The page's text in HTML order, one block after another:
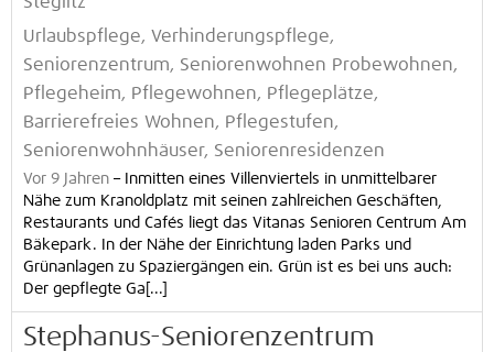
Urlaubspflege, Verhinderungspflege,
Seniorenzentrum, Seniorenwohnen Probewohnen,
Pflegeheim, Pflegewohnen, Pflegeplätze,
Barrierefreies Wohnen, Pflegestufen,
Seniorenwohnhäuser, Seniorenresidenzen
Vor 9 Jahren – Inmitten eines Villenviertels in unmittelbarer
Nähe zum Kranoldplatz mit seinen zahlreichen Geschäften,
Restaurants und Cafés liegt das Vitanas Senioren Centrum Am
Bäkepark. In der Nähe der Einrichtung laden Parks und
Grünanlagen zu Spaziergängen ein. Grün ist es bei uns auch:
Der gepflegte Ga[...]
Stephanus-Seniorenzentrum